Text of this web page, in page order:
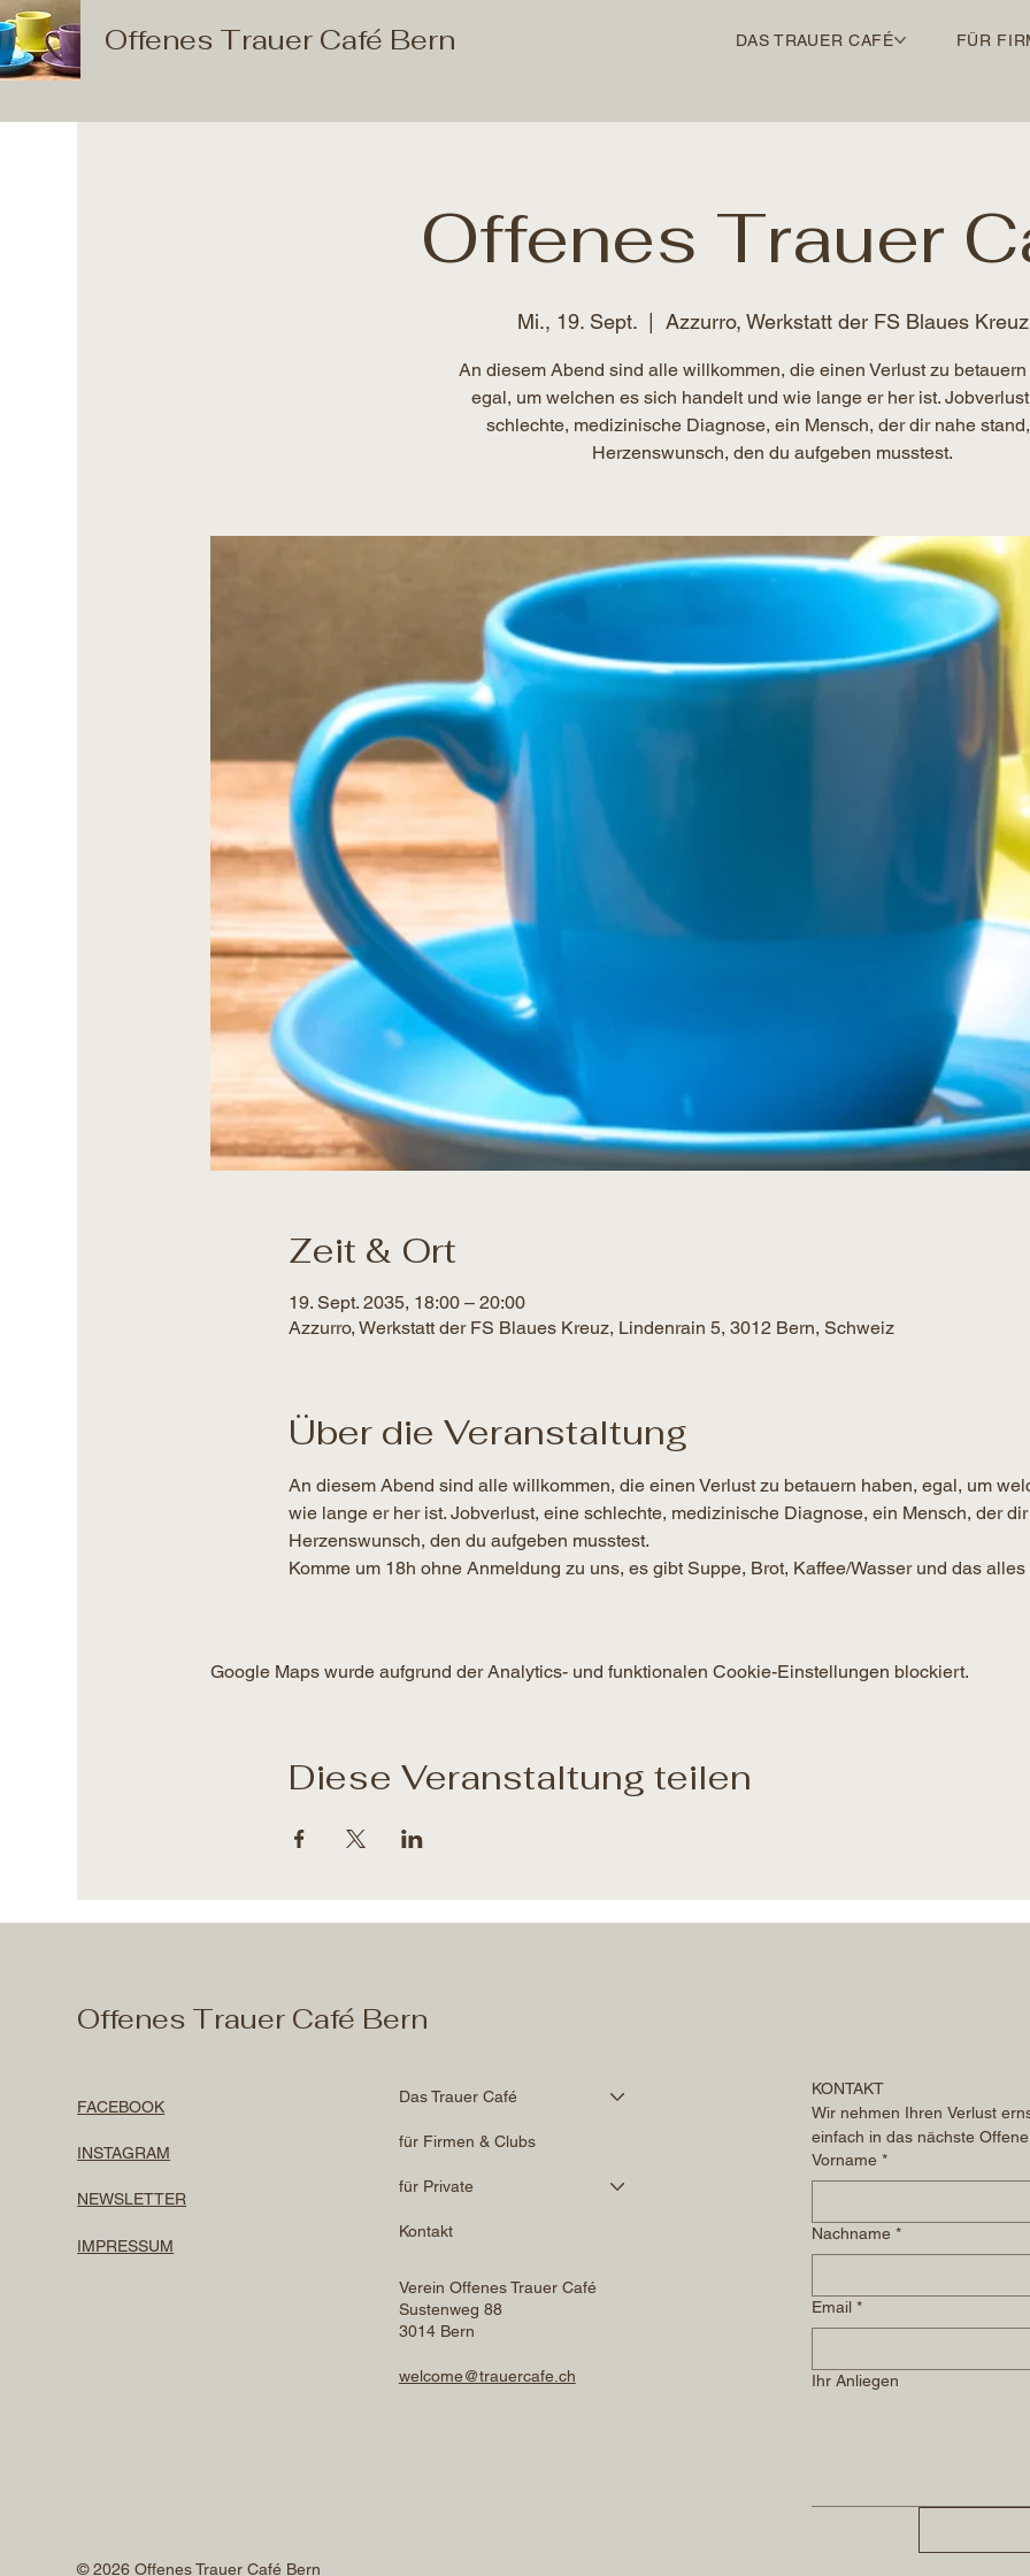
DAS TRAUER CAFÉ FÜR
Offenes Trauer Café Bern
Offenes Trauer
Mi., 19. Sept.
  |
Azzurro, Werkstatt der FS Blaues Kreuz
An diesem Abend sind alle willkommen, die einen Verlust zu betauern
egal, um welchen es sich handelt und wie lange er her ist.
schlechte, medizinische Diagnose, ein Mensch, der dir nahe
Herzenswunsch, den du aufgeben musstest.
Zeit & Ort
19. Sept. 2035, 18:00 – 20:00
Azzurro, Werkstatt der FS Blaues Kreuz, Lindenrain 5, 3012 Bern, Schweiz
Über die Veranstaltung
An diesem Abend sind alle willkommen, die einen Verlust zu betauern haben, egal, um
wie lange er her ist. Jobverlust, eine schlechte, medizinische Diagnose, ein Mensch, der
Herzenswunsch, den du aufgeben musstest.
Komme um 18h ohne Anmeldung zu uns, es gibt Suppe, Brot, Kaffee/Wasser und das
Google Maps wurde aufgrund der Analytics- und funktionalen Cookie-Einstellungen blockiert.
Diese Veranstaltung teilen
Offenes Trauer Café Bern
FACEBOOK
INSTAGRAM
NEWSLETTER
IMPRESSUM
Das Trauer Café
für Firmen & Clubs
für Private
Kontakt
Verein Offenes Trauer Café
Sustenweg 88
3014 Bern
welcome@trauercafe.ch
© 2026 Offenes Trauer Café Bern
KONTAKT
Wir nehmen Ihren Verlust
einfach in das nächste
Vorname *
Nachname *
Email *
Ihr Anliegen